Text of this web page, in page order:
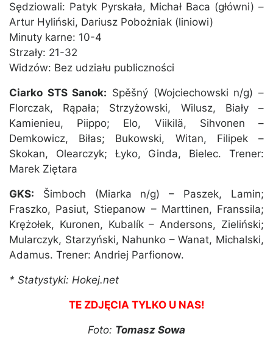
Sędziowali: Patyk Pyrskała, Michał Baca (główni) –
Artur Hyliński, Dariusz Pobożniak (liniowi)
Minuty karne: 10-4
Strzały: 21-32
Widzów: Bez udziału publiczności
Ciarko STS Sanok: Spěšný (Wojciechowski n/g) –
Florczak, Rąpała; Strzyżowski, Wilusz, Biały –
Kamienieu, Piippo; Elo, Viikilä, Sihvonen –
Demkowicz, Biłas; Bukowski, Witan, Filipek –
Skokan, Olearczyk; Łyko, Ginda, Bielec. Trener:
Marek Ziętara
GKS: Šimboch (Miarka n/g) – Paszek, Lamin;
Fraszko, Pasiut, Stiepanow – Marttinen, Franssila;
Krężołek, Kuronen, Kubalík – Andersons, Zieliński;
Mularczyk, Starzyński, Nahunko – Wanat, Michalski,
Adamus. Trener: Andriej Parfionow.
* Statystyki: Hokej.net
TE ZDJĘCIA TYLKO U NAS!
Foto: Tomasz Sowa